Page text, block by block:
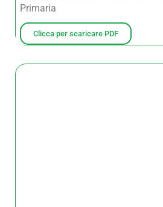
Primaria
Clicca per scaricare PDF